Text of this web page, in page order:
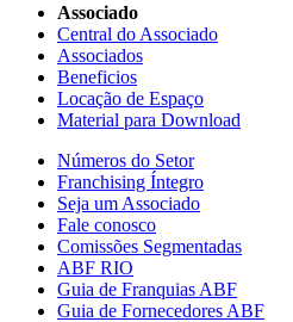
Associado
Central do Associado
Associados
Beneficios
Locação de Espaço
Material para Download
Números do Setor
Franchising Íntegro
Seja um Associado
Fale conosco
Comissões Segmentadas
ABF RIO
Guia de Franquias ABF
Guia de Fornecedores ABF